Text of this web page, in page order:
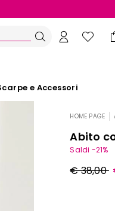
e Accessori
HOME PAGE|
Abito
Saldi -21%
Prezzo
originale
€ 38,00